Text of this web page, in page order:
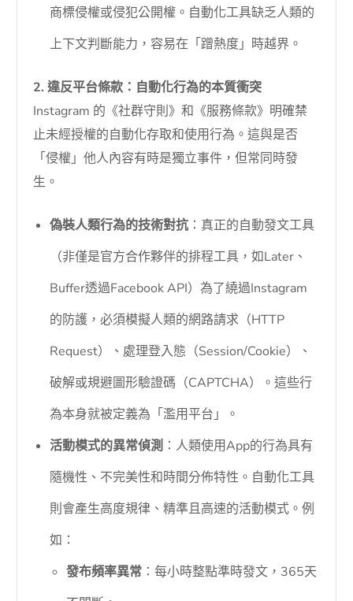
商標侵權或侵犯公開權。自動化工具缺乏人類的
上下文判斷能力，容易在「蹭熱度」時越界。
2. 違反平台條款：自動化行為的本質衝突
Instagram 的《社群守則》和《服務條款》明確禁
止未經授權的自動化存取和使用行為。這與是否
「侵權」他人內容有時是獨立事件，但常同時發
生。
偽裝人類行為的技術對抗 ：真正的自動發文工具
（非僅是官方合作夥伴的排程工具，如Later、
Buffer透過Facebook API）為了繞過Instagram
的防護，必須模擬人類的網路請求（HTTP
Request）、處理登入態（Session/Cookie）、
破解或規避圖形驗證碼（CAPTCHA）。這些行
為本身就被定義為「濫用平台」。
活動模式的異常偵測 ：人類使用App的行為具有
隨機性、不完美性和時間分佈特性。自動化工具
則會產生高度規律、精準且高速的活動模式。例
如：
發布頻率異常：每小時整點準時發文，365天